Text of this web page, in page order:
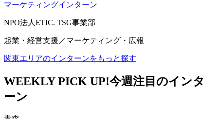
マーケティングインターン
NPO法人ETIC. TSG事業部
起業・経営支援／マーケティング・広報
関東エリアのインターンをもっと探す
WEEKLY PICK UP!今週注目のインタ
ーン